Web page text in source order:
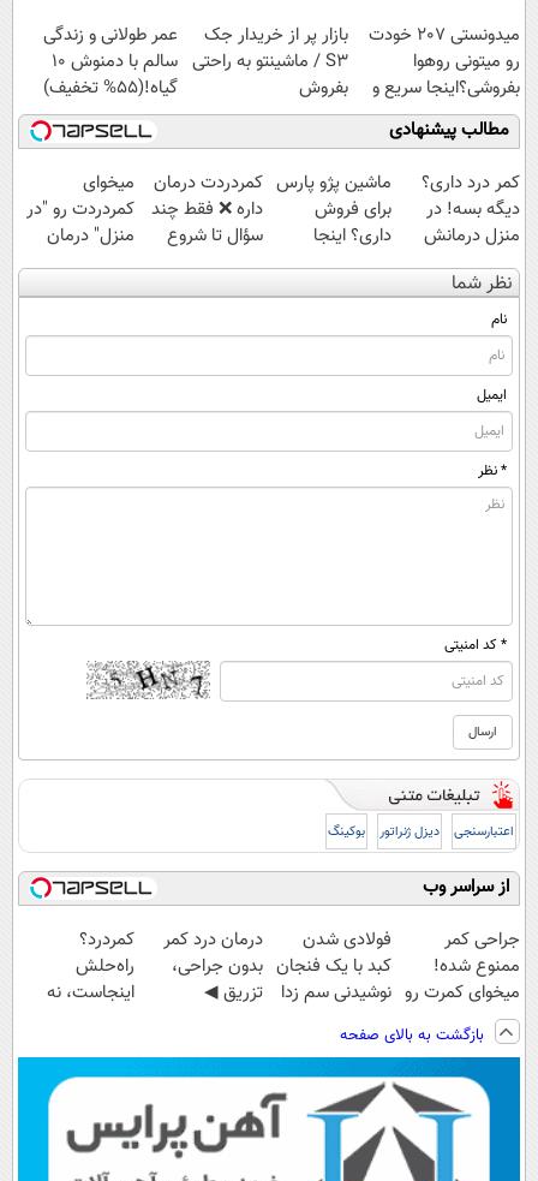
میدونستی 207 خودت
رو میتونی روهوا
بفروشی؟اینجا سریع و
راحت بفروش
بازار پر از خریدار جک
S3 / ماشینتو به راحتی
بفروش
عمر طولانی و زندگی
سالم با دمنوش ۱۰
گیاه!(۵۵% تخفیف)
مطالب پیشنهادی
کمر درد داری؟
دیگه بسه! در
منزل درمانش
کن
(◀پرسش‌نامه)
ماشین پژو پارس
برای فروش
داری؟ اینجا
سریع بفروشش
‌کمردردت درمان
داره ❌ فقط چند
سؤال تا شروع
بهبودی فاصله‌
میخوای
کمردردت رو "در
منزل" درمان
کنی؟ (◂فیلم +
نظر شما
نام
ایمیل
* نظر
* کد امنیتی
اعتبارسنجی دیزل ژنراتور بوکینگ
از سراسر وب
جراحی کمر
ممنوع شده!
میخوای کمرت رو
در منزل درمان
کنی؟
((پرسش‌نامه))
فولادی شدن
کبد با یک فنجان
نوشیدنی سم زدا
درمان درد کمر
بدون جراحی،
تزریق ◀
کمردرد؟
راه‌حلش
اینجاست، نه
بازگشت به بالای صفحه